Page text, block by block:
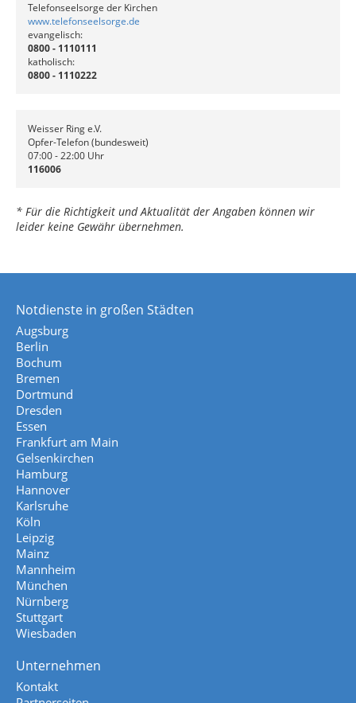
Telefonseelsorge der Kirchen
www.telefonseelsorge.de
evangelisch:
0800 - 1110111
katholisch:
0800 - 1110222
Weisser Ring e.V.
Opfer-Telefon (bundesweit)
07:00 - 22:00 Uhr
116006
* Für die Richtigkeit und Aktualität der Angaben können wir
leider keine Gewähr übernehmen.
Notdienste in großen Städten
Augsburg
Berlin
Bochum
Bremen
Dortmund
Dresden
Essen
Frankfurt am Main
Gelsenkirchen
Hamburg
Hannover
Karlsruhe
Köln
Leipzig
Mainz
Mannheim
München
Nürnberg
Stuttgart
Wiesbaden
Unternehmen
Kontakt